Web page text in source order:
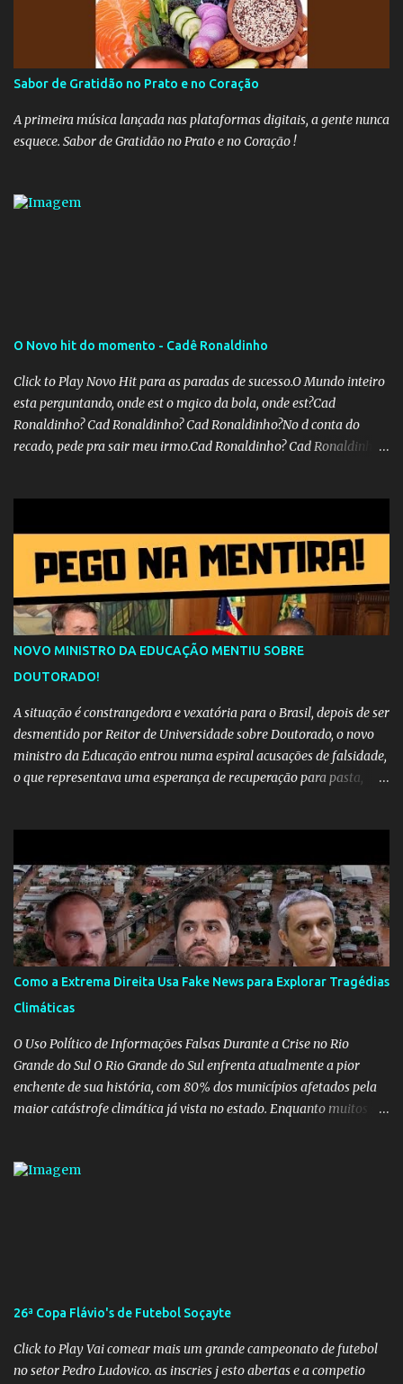
recolhimento. Nesse caso, seriam atingidos os inativos da União e
dos estados. Atualmente, o teto do INSS é de R$ 5.189,82
Sabor de Gratidão no Prato e no Coração
A primeira música lançada nas plataformas digitais, a gente nunca
esquece. Sabor de Gratidão no Prato e no Coração !
O Novo hit do momento - Cadê Ronaldinho
Click to Play Novo Hit para as paradas de sucesso.O Mundo inteiro
esta perguntando, onde est o mgico da bola, onde est?Cad
Ronaldinho? Cad Ronaldinho? Cad Ronaldinho?No d conta do
recado, pede pra sair meu irmo.Cad Ronaldinho? Cad Ronaldinho?
NOVO MINISTRO DA EDUCAÇÃO MENTIU SOBRE
DOUTORADO!
A situação é constrangedora e vexatória para o Brasil, depois de ser
desmentido por Reitor de Universidade sobre Doutorado, o novo
ministro da Educação entrou numa espiral acusações de falsidade,
o que representava uma esperança de recuperação para pasta,
meio vai ter o seu terceiro ministro no comando, depois da
insensatez de Vélez e as loucuras ideológicas de Weintraub, parecia
que a ala influenciada por Olavo de Carvalho tinha perdido força
na gestão... Mas as mentiras de Carlos Alberto Decotelli podem
trazer mais problemas do que soluções a Educação brasileira,
afinal de contas como acreditar em algo proposto pelo novo
ministro sem imaginar que ele só esta querendo auferir vantagens
pessoais em uma pasta de tamanha envergadura e influência na
vida dos brasileiros. Evelin Azevedo escreveu brilhantemen...
Como a Extrema Direita Usa Fake News para Explorar Tragédias
Climáticas
O Uso Político de Informações Falsas Durante a Crise no Rio
Grande do Sul O Rio Grande do Sul enfrenta atualmente a pior
enchente de sua história, com 80% dos municípios afetados pela
maior catástrofe climática já vista no estado. Enquanto muitos se
voluntários e das forças governamentais, impactando diretamente
desinformações, chegando ao ponto de o governo federal pedir
uma investigação para identificar os autores dessas notícias falsas.
O Negacionismo Climático da Extrema Direita Essa disseminação
de fake news não é uma surpresa, pois faz parte de um padrão...
26ª Copa Flávio's de Futebol Soçayte
Click to Play Vai comear mais um grande campeonato de futebol
no setor Pedro Ludovico. as inscries j esto abertas e a competio